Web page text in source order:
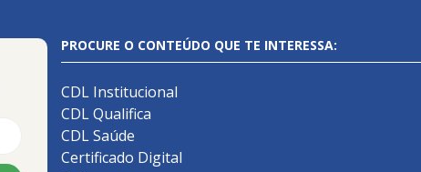
PROCURE O CONTEÚDO QUE TE INTERESSA:
CDL Institucional
CDL Qualifica
CDL Saúde
Certificado Digital